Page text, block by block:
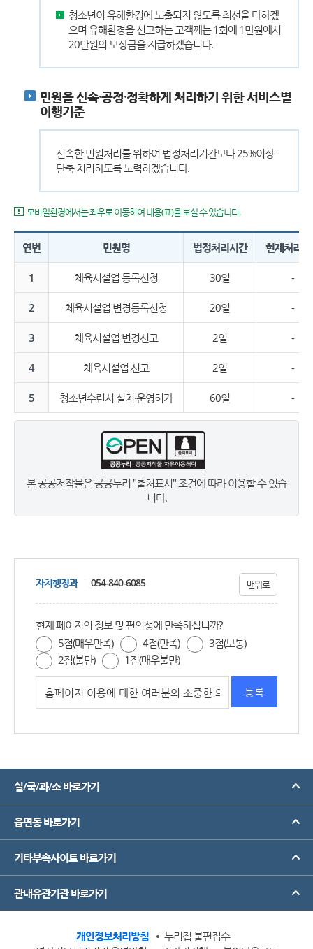
청소년이 유해환경에 노출되지 않도록 최선을 다하겠
으며 유해환경을 신고하는 고객께는 1회에 1만원에서
20만원의 보상금을 지급하겠습니다.
민원을 신속·공정·정확하게 처리하기 위한 서비스별
이행기준
신속한 민원처리를 위하여 법정처리기간보다 25%이상
단축 처리하도록 노력하겠습니다.
모바일환경에서는 좌우로 이동하여 내용(표)을 보실 수 있습니다.
연번 민원명 법정처리시간 현재처리
1 체육시설업 등록신청 30일 -
2 체육시설업 변경등록신청 20일 -
3 체육시설업 변경신고 2일 -
4 체육시설업 신고 2일 -
5 청소년수련시 설치·운영허가 60일 -
본 공공저작물은 공공누리 "출처표시" 조건에 따라 이용할 수 있습
니다.
자치행정과 054-840-6085 맨위로
현재 페이지의 정보 및 편의성에 만족하십니까?
5점(매우만족)
4점(만족)
3점(보통)
2점(불만)
1점(매우불만)
실/국/과/소 바로가기
읍면동 바로가기
기타부속사이트 바로가기
관내유관기관 바로가기
개인정보처리방침
누리집 불편접수